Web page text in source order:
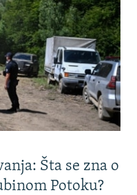
Šta se zna o
Potoku?